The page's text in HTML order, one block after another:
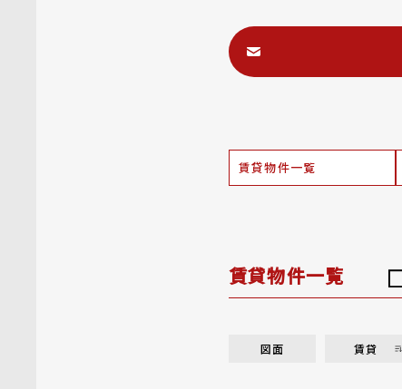
賃貸物件一覧
賃貸物件一覧
図面 賃貸